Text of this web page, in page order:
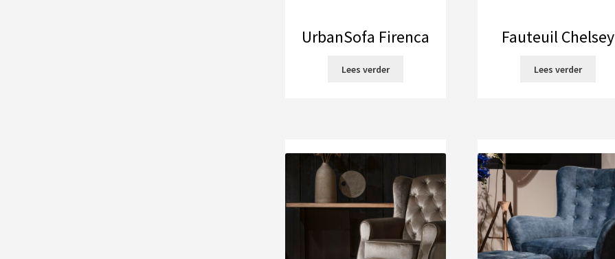
UrbanSofa Firenca
Lees verder
Fauteuil Chelsey
Lees verder